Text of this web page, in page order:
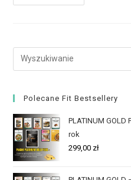
Polecane Fit Bestsellery
PLATINUM GOLD
rok
299,00 zł